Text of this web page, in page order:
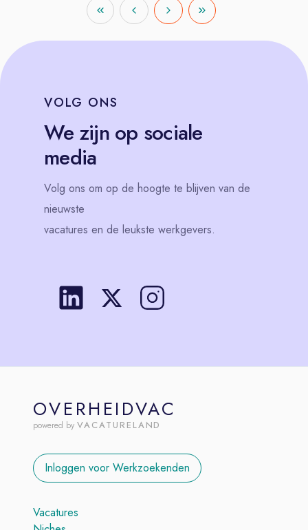
VOLG ONS
We zijn op sociale
media
Volg ons om op de hoogte te blijven van de
nieuwste
vacatures en de leukste werkgevers.
OVERHEIDVAC
powered by VACATURELAND
Inloggen voor Werkzoekenden
Vacatures